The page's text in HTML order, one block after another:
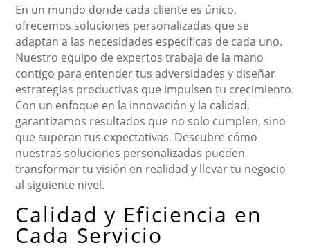
En un mundo donde cada cliente es único,
ofrecemos soluciones personalizadas que se
adaptan a las necesidades específicas de cada uno.
Nuestro equipo de expertos trabaja de la mano
contigo para entender tus adversidades y diseñar
estrategias productivas que impulsen tu crecimiento.
Con un enfoque en la innovación y la calidad,
garantizamos resultados que no solo cumplen, sino
que superan tus expectativas. Descubre cómo
nuestras soluciones personalizadas pueden
transformar tu visión en realidad y llevar tu negocio
al siguiente nivel.
Calidad y Eficiencia en
Cada Servicio